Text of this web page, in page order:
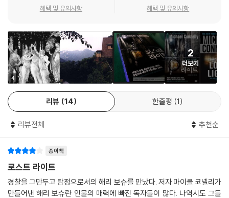
해 “이 시대 가장 뛰어난 경찰 소설”이라 칭해지고 있으며 영미권 크라임
그에겐 더 이상 총도, 배지도, 뒤를 받쳐줄 동료도 존재하지 않는다.
4년 전 미해결 사건으로 남은 살인 사건을 되짚어가는 ‘사립 탐정’ 해리 보
슈의 첫 번째 이야기
마이클 코넬리의 압도적인 대표작 ‘해리 보슈 시리즈’는 LA에서 마지막 양
심을 지키며 도시에 끊임없이 넘쳐나는 악을 퍼내기 위해 애쓰는 형사의
다해왔던 해리 보슈에게 9편 《로스트 라이트》에서 큰 변화가 생긴다. LA
지 못한 보슈가 드디어 사립 탐정으로 나선 것이다. 30여 년간 공권력과 뒤
를 받쳐주는 동료들에 익숙해진 보슈는 혼자만의 힘으로 모든 것을 해나가
야 하는 사립 탐정 일을 처음엔 어려워한다. 그러나 죽은 자에 대한 사명감
과 악에 대한 제대로 된 응징은 그를 오롯이 혼자 설 수 있게 하는 힘을 만
혜택 및 유의사항 혜택 및 유의사항
4
2
더보기
리뷰 14 한줄평 1
리뷰전체 추천순
종이책
로스트 라이트
경찰을 그만두고 탐정으로서의 해리 보슈를 만났다. 저자 마이클 코넬리가
만들어낸 해리 보슈란 인물의 매력에 빠진 독자들이 많다. 나역시도 그들